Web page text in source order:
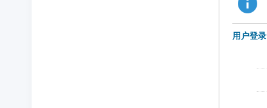
用户登录